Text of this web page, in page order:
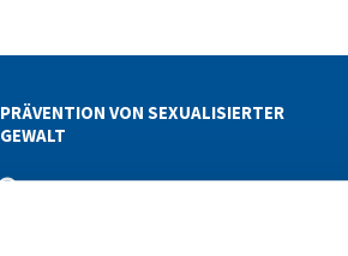
PRÄVENTION VON SEXUALISIERTER
GEWALT